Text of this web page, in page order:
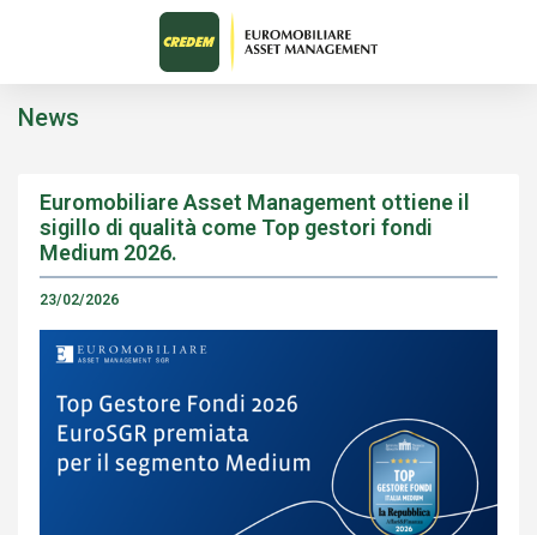
News
Euromobiliare Asset Management ottiene il
sigillo di qualità come Top gestori fondi
Medium 2026.
23/02/2026